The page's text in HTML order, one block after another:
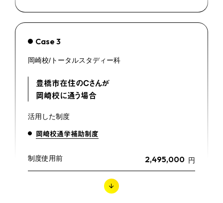
Case 3
岡崎校/トータルスタディー科
豊橋市在住のCさんが
岡崎校に通う場合
活用した制度
岡崎校通学補助制度
制度使用前 2,495,000 円